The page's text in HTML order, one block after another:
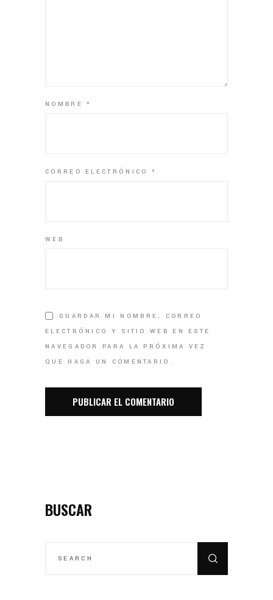
NOMBRE*
CORREO ELECTRÓNICO *
WEB
GUARDAR MI NOMBRE, CORREO
ELECTRÓNICO Y SITIO WEB EN ESTE
NAVEGADOR PARA LA PRÓXIMA VEZ
QUE HAGA UN COMENTARIO.
BUSCAR